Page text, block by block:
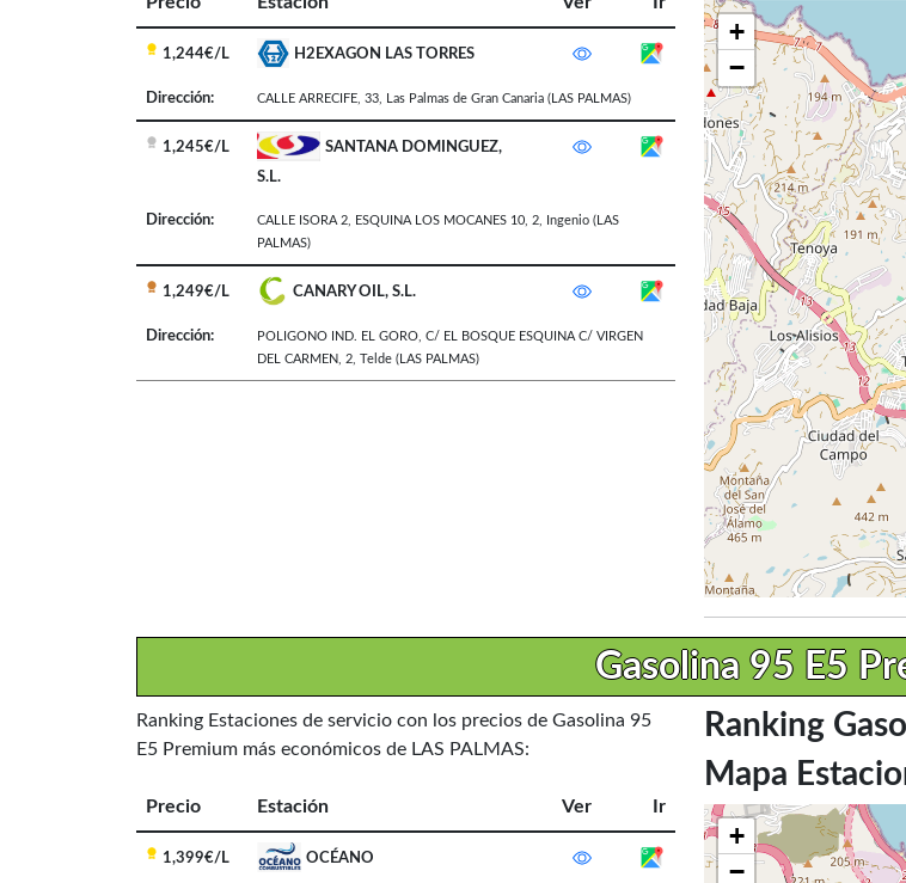
1,244€/L H2EXAGON LAS TORRES
Dirección: CALLE ARRECIFE, 33 Las Palmas de Gran Canaria (LAS PALMAS)
1,245€/L
SANTANA DOMINGUEZ,
S.L.
Dirección: CALLE ISORA 2, ESQUINA LOS MOCANES 10, 2 Ingenio (LAS
PALMAS)
1,249€/L CANARY OIL, S.L.
Dirección:
POLIGONO IND. EL GORO, C/ EL BOSQUE ESQUINA C/ VIRGEN
DEL CARMEN, 2 Telde (LAS PALMAS)
+
−
Gasolina 95 E5
Ranking Estaciones de servicio con los precios de Gasolina 95
E5 Premium más económicos de LAS PALMAS:
Precio Estación Ver Ir
1,399€/L OCÉANO
Ranking
Mapa
+
−